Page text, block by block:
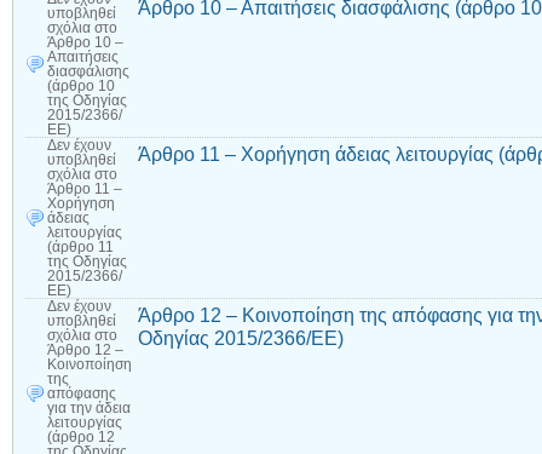
υποβληθεί
σχόλια στο
Άρθρο 10 –
Απαιτήσεις
διασφάλισης
(άρθρο 10
της Οδηγίας
2015/2366/
ΕΕ)
Άρθρο 10 – Απαιτήσεις διασφάλισης (άρθρο
Δεν έχουν
υποβληθεί
σχόλια στο
Άρθρο 11 –
Χορήγηση
άδειας
λειτουργίας
(άρθρο 11
της Οδηγίας
2015/2366/
ΕΕ)
Άρθρο 11 – Χορήγηση άδειας λειτουργίας
Δεν έχουν
υποβληθεί
σχόλια στο
Άρθρο 12 –
Κοινοποίηση
της
απόφασης
για την άδεια
λειτουργίας
(άρθρο 12
Άρθρο 12 – Κοινοποίηση της απόφασης για
Οδηγίας 2015/2366/ΕΕ)